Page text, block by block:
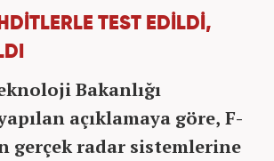
TEST EDİLDİ,
Bakanlığı
açıklamaya göre, F-
gerçek radar sistemlerine